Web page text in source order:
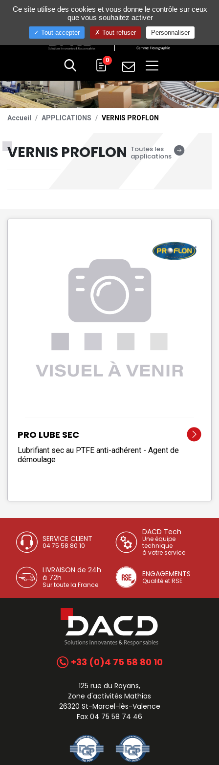
+33 (0)4 75 58 80 10
0
Accueil APPLICATIONS VERNIS PROFLON
VERNIS PROFLON Toutes les
applications
PRO LUBE SEC
Lubrifiant sec au PTFE anti-adhérent - Agent de
démoulage
SERVICE CLIENT
04 75 58 80 10
DACD Tech
Une équipe
technique
à votre service
LIVRAISON de 24h
à 72h
Sur toute la France
ENGAGEMENTS
Qualité et RSE
+33 (0)4 75 58 80 10
125 rue du Royans,
Zone d'activités Mathias
26320 St-Marcel-lès-Valence
Fax 04 75 58 74 46
Gestion de vos préférences sur les cookies
Ce site utilise des cookies et vous donne le contrôle sur ceux
que vous souhaitez activer
Tout accepter Tout refuser Personnaliser